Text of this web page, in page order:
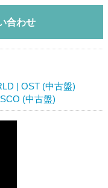
合わせ
| OST (中古盤)
(中古盤)